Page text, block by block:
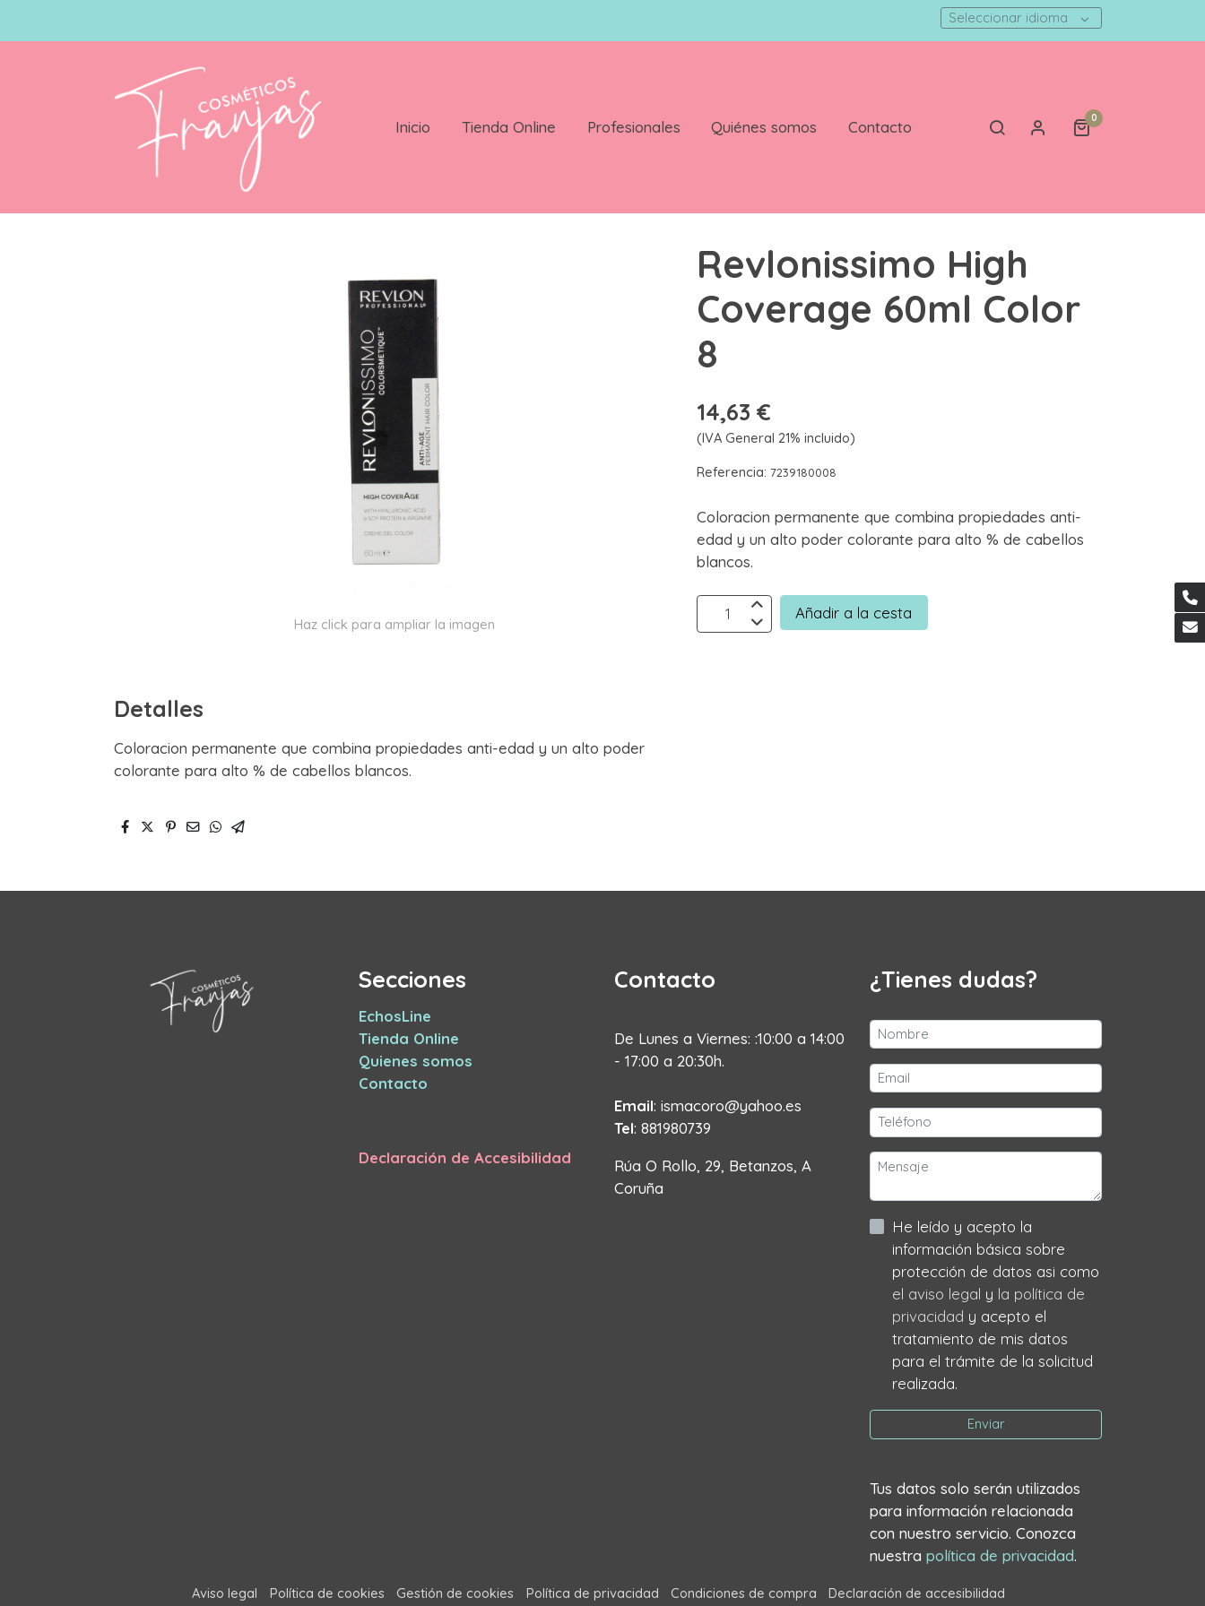
Seleccionar idioma
Inicio Tienda Online Profesionales Quiénes somos Contacto 0
Revlonissimo High Coverage 60ml Color 8
Haz click para ampliar la imagen
Detalles
Coloracion permanente que combina propiedades anti-edad y un alto poder
colorante para alto % de cabellos blancos.
Revlonissimo High
Coverage 60ml Color
8
14,63 €
(IVA General 21% incluido)
Referencia:7239180008
Coloracion permanente que combina propiedades anti-
edad y un alto poder colorante para alto % de cabellos
blancos.
Añadir a la cesta
Secciones
EchosLine
Tienda Online
Quienes somos
Contacto
Declaración de Accesibilidad
Contacto
De Lunes a Viernes: :10:00 a 14:00
- 17:00 a 20:30h.
Email: ismacoro@yahoo.es
Tel: 881980739
Rúa O Rollo, 29, Betanzos, A
Coruña
¿Tienes dudas?
He leído y acepto la
información básica sobre
protección de datos asi como
el aviso legal y la política de
privacidad y acepto el
tratamiento de mis datos
para el trámite de la solicitud
realizada.
Enviar
Tus datos solo serán utilizados
para información relacionada
con nuestro servicio. Conozca
nuestra política de privacidad.
Aviso legal Política de cookies Gestión de cookies Política de privacidad Condiciones de compra Declaración de accesibilidad